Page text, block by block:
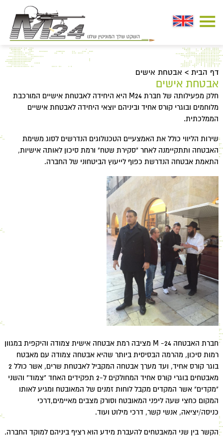
דף הבית> אבטחת אישים
אבטחת אישים
חלק מפעילותה של חברת M24 היא היחידה לאבטחת אישיים המורכבת
מלוחמים ובוגרי קורס אחיד וביניהם יוצאי היחידה לאבטחת אישיים
הממלכתית.
שירות הליווי כולל את האמצעיים הטכנולוגים הנדרשים לסוג משימת
האבטחה ותתקיימנה לאחר "סקירת שטח" ורמת סיכון לאותה אישיות,
התאמת אבטחה הנדרשת כפוף לייעוץ הביטחוני של החברה.
חברת האבטחה 24- M מציבה רמת אבטחה אישית צמודה והיקפית במגוון
רמות סיכון, מהרמה הבסיסית ביותר שהיא אבטחה צמודה עם מאבטח
בוגר קורס אחיד, ועד מערך אבטחה המקביל לאבטחת שרים, אשר כולל 2
מאבטחים בוגרי קורס אחיד המחולקים ל-2 תפקידים האחד "צמוד" והשני
"מקדים" אשר המקדים מקבל לוחות זמנים של המאובטח ומגיע לאותו
המקום כחצי שעה ליפני המאובטח וסורק מצבים מאיימים,דרכי
כניסה/יציאה, אנשי קשר, דרכי מילוט ועוד.
הקשר בין שני המאבטחים להעברת מידע הוא רציף ביניהם למוקד החברה.